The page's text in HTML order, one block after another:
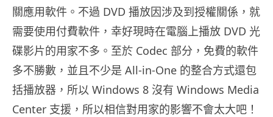
關應用軟件。不過 DVD 播放因涉及到授權關係，就
需要使用付費軟件，幸好現時在電腦上播放 DVD 光
碟影片的用家不多。至於 Codec 部分，免費的軟件
多不勝數，並且不少是 All-in-One 的整合方式還包
括播放器，所以 Windows 8 沒有 Windows Media
Center 支援，所以相信對用家的影響不會太大吧！